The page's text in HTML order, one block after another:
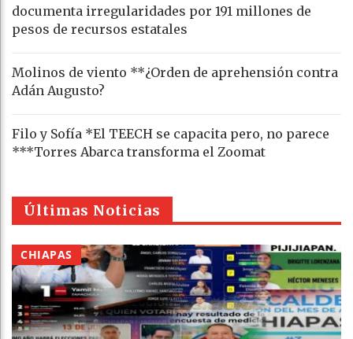
documenta irregularidades por 191 millones de
pesos de recursos estatales
Molinos de viento **¿Orden de aprehensión contra
Adán Augusto?
Filo y Sofía *El TEECH se capacita pero, no parece
***Torres Abarca transforma el Zoomat
Últimas Noticias
CHIAPAS